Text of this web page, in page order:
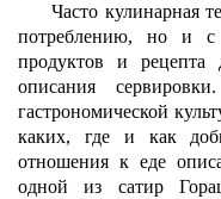
Часто кулинарная
потреблению, но и с
продуктов и рецепта
описания
гастрономической
каких, где и как
отношения к еде
одной из сатир